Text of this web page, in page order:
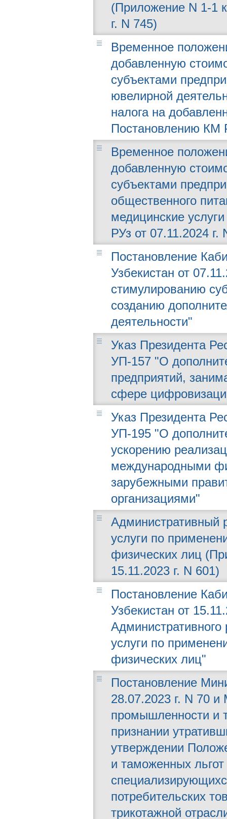
(Приложение N 1-1
г. N 745)
Временное
добавленную
субъектами
ювелирной
налога на
Постановлению КМ
Временное
добавленную
субъектами
общественного
медицинские
РУз от 07.11.2024 г.
Постановление
Узбекистан от
стимулированию
созданию
деятельности"
Указ Президента
УП-157 "О
предприятий,
сфере
Указ Президента
УП-195 "О
ускорению
международными
зарубежными
организациями"
Административный
услуги по
физических лиц
15.11.2023 г. N 601)
Постановление
Узбекистан от
Административного
услуги по
физических лиц"
Постановление
28.07.2023 г. N 70 и
промышленности и
признании
утверждении
и таможенных
потребительских
трикотажной